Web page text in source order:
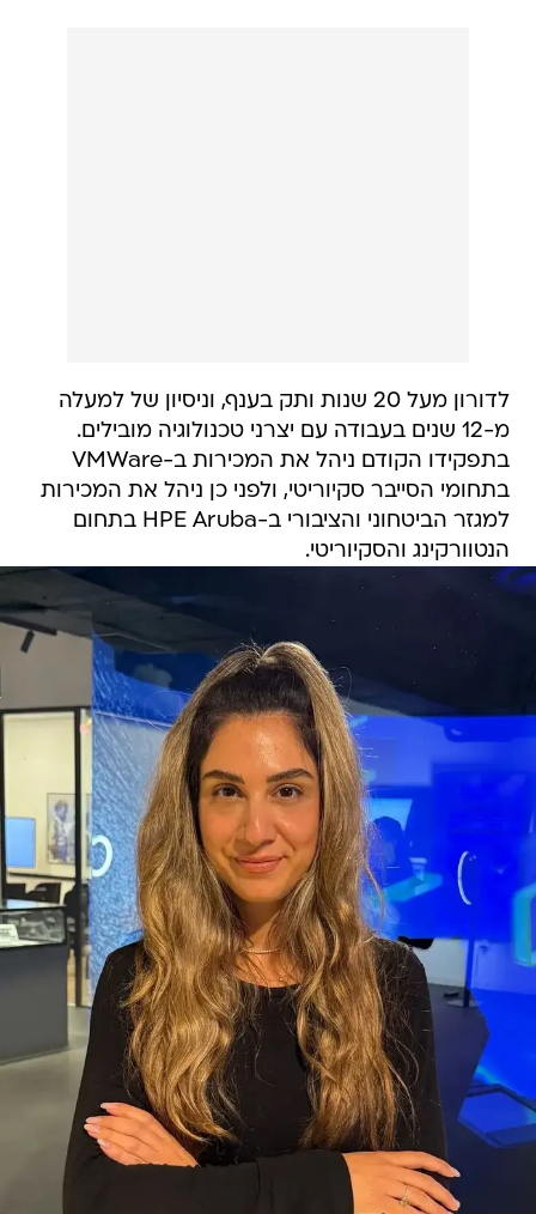
לדורון מעל 20 שנות ותק בענף, וניסיון של למעלה
מ-12 שנים בעבודה עם יצרני טכנולוגיה מובילים.
בתפקידו הקודם ניהל את המכירות ב-VMWare
בתחומי הסייבר סקיוריטי, ולפני כן ניהל את המכירות
למגזר הביטחוני והציבורי ב-HPE Aruba בתחום
הנטוורקינג והסקיוריטי.